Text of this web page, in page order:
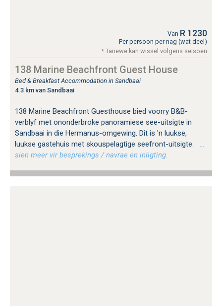
Van R 1230
Per persoon per nag (wat deel)
* Tariewe kan wissel volgens seisoen
138 Marine Beachfront Guest House
Bed & Breakfast Accommodation in Sandbaai
4.3 km van Sandbaai
138 Marine Beachfront Guesthouse bied voorry B&B-
verblyf met ononderbroke panoramiese see-uitsigte in
Sandbaai in die Hermanus-omgewing. Dit is 'n luukse,
luukse gastehuis met skouspelagtige seefront-uitsigte.
…
sien meer vir besprekings / navrae en inligting.